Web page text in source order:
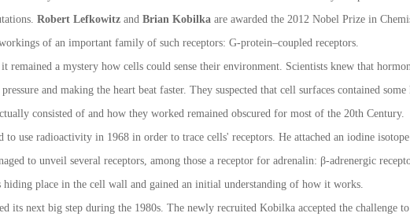
Robert Lefkowitz and Brian Kobilka are awarded the 2012 Nobel Prize in
of an important family of such receptors: G-protein–coupled receptors.
remained a mystery how cells could sense their environment. Scientists knew that
and making the heart beat faster. They suspected that cell surfaces contained
consisted of and how they worked remained obscured for most of the 20th Century.
to use radioactivity in 1968 in order to trace cells' receptors. He attached an iodine
to unveil several receptors, among those a receptor for adrenalin: β-adrenergic
place in the cell wall and gained an initial understanding of how it works.
its next big step during the 1980s. The newly recruited Kobilka accepted the challenge